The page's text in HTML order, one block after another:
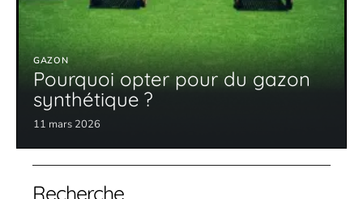
GAZON
Pourquoi opter pour du gazon
synthétique ?
11 mars 2026
Recherche